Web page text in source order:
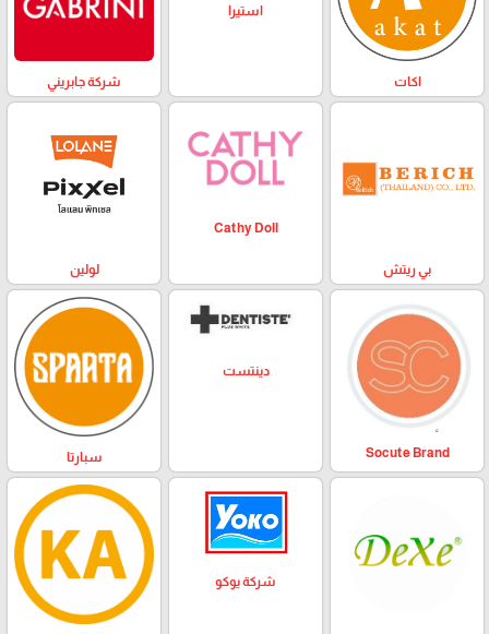
اكات
استيرا
شركة جابريني
بي ريتش
Cathy Doll
لولين
Socute Brand
دينتست
سبارتا
شركة يوكو